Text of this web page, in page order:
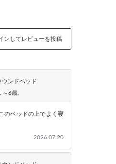
ンしてレビューを投稿
ンドベッド
～6歳
のベッドの上でよく寝
2026.07.20